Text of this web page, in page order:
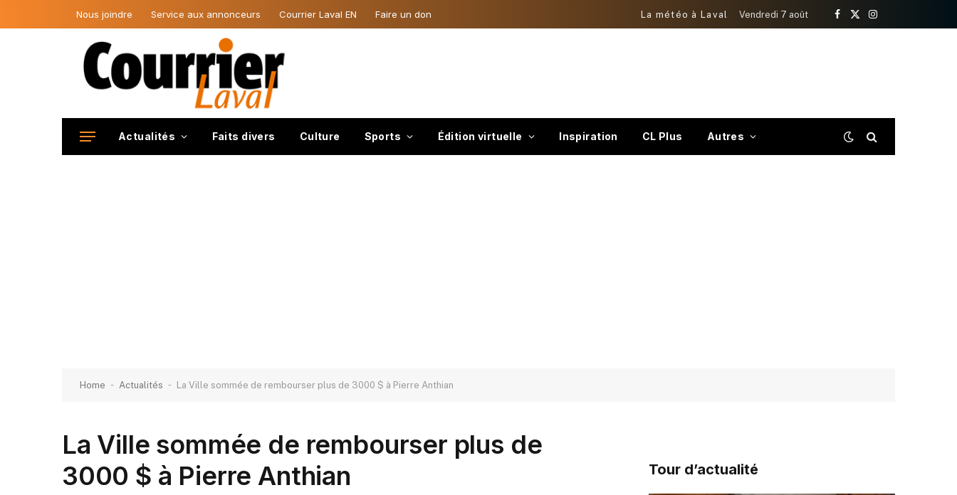
Nous joindre Service aux annonceurs Courrier Laval EN Faire un don La météo à Laval Vendredi 7 août
Facebook
X
Instagram
Actualités Faits divers Culture Sports Édition virtuelle Inspiration CL Plus Autres
Home - Actualités - La Ville sommée de rembourser plus de 3000 $ à Pierre Anthian
La Ville sommée de rembourser plus de
3000 $ à Pierre Anthian
Tour d’actualité